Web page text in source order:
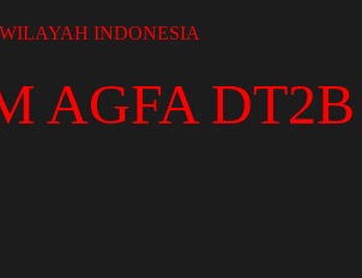
INDONESIA
AGFA DT2B